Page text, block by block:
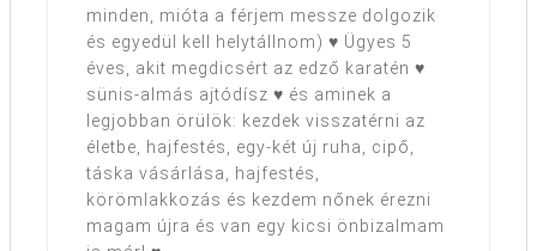
minden, mióta a férjem messze dolgozik
és egyedül kell helytállnom) ♥ Ügyes 5
éves, akit megdicsért az edző karatén ♥
sünis-almás ajtódísz ♥ és aminek a
legjobban örülök: kezdek visszatérni az
életbe, hajfestés, egy-két új ruha, cipő,
táska vásárlása, hajfestés,
körömlakkozás és kezdem nőnek érezni
magam újra és van egy kicsi önbizalmam